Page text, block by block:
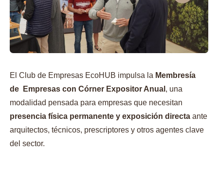
El Club de Empresas EcoHUB impulsa la Membresía
de Empresas con Córner Expositor Anual , una
modalidad pensada para empresas que necesitan
presencia física permanente y exposición directa ante
arquitectos, técnicos, prescriptores y otros agentes clave
del sector.